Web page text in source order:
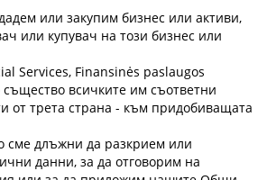
или закупим бизнес или активи,
или купувач на този бизнес или
Services, Finansinės paslaugos
всичките им съответни
от трета страна - към придобиващата
сме длъжни да разкрием или
данни, за да отговорим на